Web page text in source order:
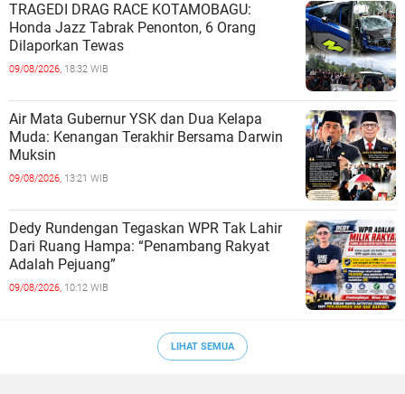
TRAGEDI DRAG RACE KOTAMOBAGU:
Honda Jazz Tabrak Penonton, 6 Orang
Dilaporkan Tewas
09/08/2026, 18:32 WIB
Air Mata Gubernur YSK dan Dua Kelapa
Muda: Kenangan Terakhir Bersama Darwin
Muksin
09/08/2026, 13:21 WIB
Dedy Rundengan Tegaskan WPR Tak Lahir
Dari Ruang Hampa: “Penambang Rakyat
Adalah Pejuang”
09/08/2026, 10:12 WIB
LIHAT SEMUA